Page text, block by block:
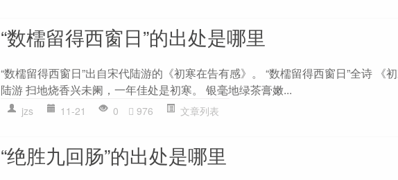
“数檽留得西窗日”的出处是哪里
“数檽留得西窗日”出自宋代陆游的《初寒在告有感》。 “数檽留得西窗日”全诗 《
陆游 扫地烧香兴未阑，一年佳处是初寒。 银毫地绿茶膏嫩...
jzs 11-21 0 976 文章列表
“绝胜九回肠”的出处是哪里